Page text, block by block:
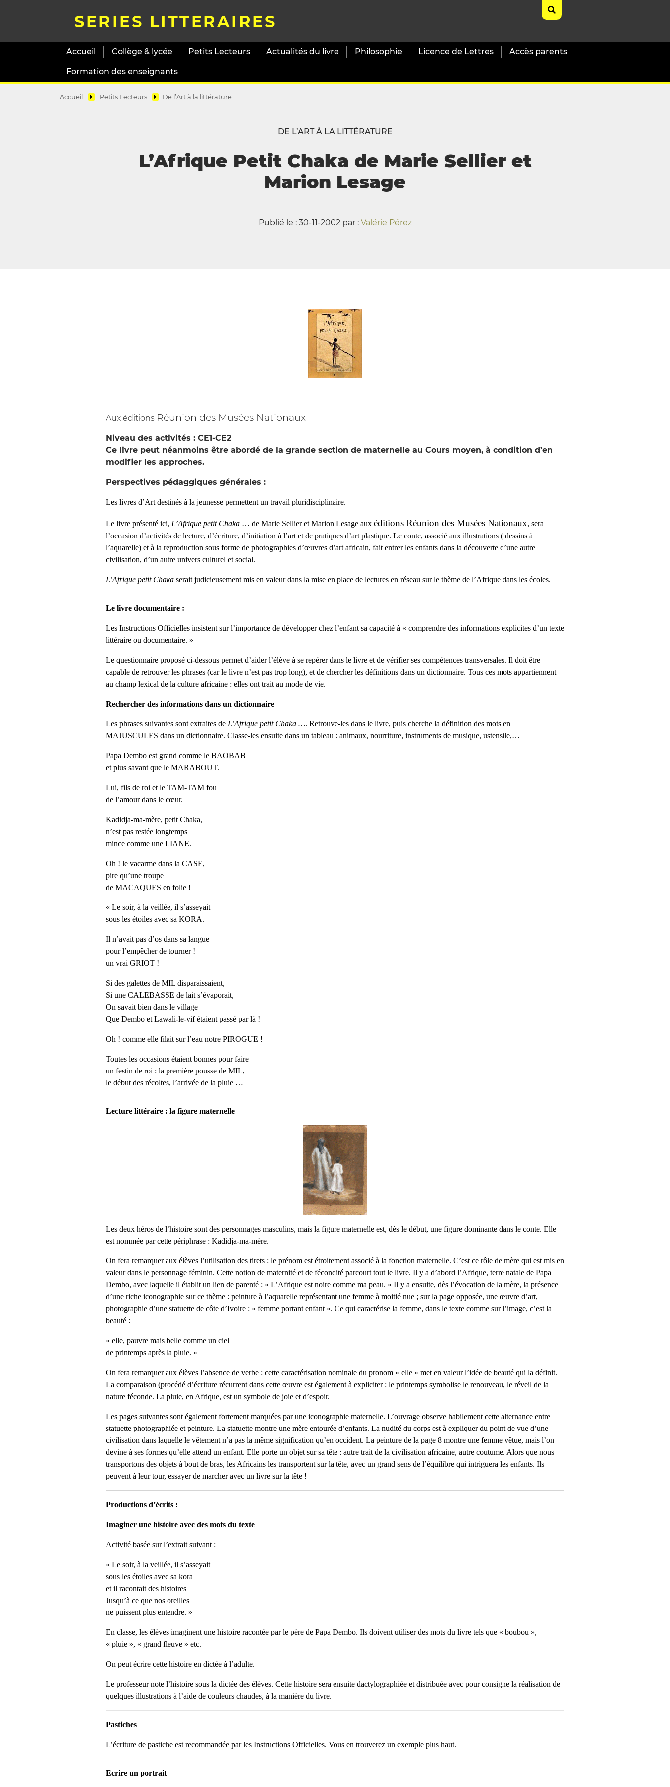
SERIES LITTERAIRES
Accueil Collège & lycée Petits Lecteurs Actualités du livre Philosophie Licence de Lettres Accès parents
Formation des enseignants
Accueil Petits Lecteurs De l’Art à la littérature
DE L’ART À LA LITTÉRATURE
L’Afrique Petit Chaka de Marie Sellier et
Marion Lesage
Publié le : 30-11-2002 par : Valérie Pérez
Aux éditions Réunion des Musées Nationaux
Niveau des activités : CE1-CE2
Ce livre peut néanmoins être abordé de la grande section de maternelle au Cours moyen, à condition d’en
modifier les approches.
Perspectives pédaggiques générales :
Les livres d’Art destinés à la jeunesse permettent un travail pluridisciplinaire.
Le livre présenté ici, L’Afrique petit Chaka … de Marie Sellier et Marion Lesage aux éditions Réunion des Musées Nationaux, sera
l’occasion d’activités de lecture, d’écriture, d’initiation à l’art et de pratiques d’art plastique. Le conte, associé aux illustrations ( dessins à
l’aquarelle) et à la reproduction sous forme de photographies d’œuvres d’art africain, fait entrer les enfants dans la découverte d’une autre
civilisation, d’un autre univers culturel et social.
L’Afrique petit Chaka serait judicieusement mis en valeur dans la mise en place de lectures en réseau sur le thème de l’Afrique dans les écoles.
Le livre documentaire :
Les Instructions Officielles insistent sur l’importance de développer chez l’enfant sa capacité à « comprendre des informations explicites d’un texte
littéraire ou documentaire. »
Le questionnaire proposé ci-dessous permet d’aider l’élève à se repérer dans le livre et de vérifier ses compétences transversales. Il doit être
capable de retrouver les phrases (car le livre n’est pas trop long), et de chercher les définitions dans un dictionnaire. Tous ces mots appartiennent
au champ lexical de la culture africaine : elles ont trait au mode de vie.
Rechercher des informations dans un dictionnaire
Les phrases suivantes sont extraites de L’Afrique petit Chaka …. Retrouve-les dans le livre, puis cherche la définition des mots en
MAJUSCULES dans un dictionnaire. Classe-les ensuite dans un tableau : animaux, nourriture, instruments de musique, ustensile,…
Papa Dembo est grand comme le BAOBAB
et plus savant que le MARABOUT.
Lui, fils de roi et le TAM-TAM fou
de l’amour dans le cœur.
Kadidja-ma-mère, petit Chaka,
n’est pas restée longtemps
mince comme une LIANE.
Oh ! le vacarme dans la CASE,
pire qu’une troupe
de MACAQUES en folie !
« Le soir, à la veillée, il s’asseyait
sous les étoiles avec sa KORA.
Il n’avait pas d’os dans sa langue
pour l’empêcher de tourner !
un vrai GRIOT !
Si des galettes de MIL disparaissaient,
Si une CALEBASSE de lait s’évaporait,
On savait bien dans le village
Que Dembo et Lawali-le-vif étaient passé par là !
Oh ! comme elle filait sur l’eau notre PIROGUE !
Toutes les occasions étaient bonnes pour faire
un festin de roi : la première pousse de MIL,
le début des récoltes, l’arrivée de la pluie …
Lecture littéraire : la figure maternelle
Les deux héros de l’histoire sont des personnages masculins, mais la figure maternelle est, dès le début, une figure dominante dans le conte. Elle
est nommée par cette périphrase : Kadidja-ma-mère.
On fera remarquer aux élèves l’utilisation des tirets : le prénom est étroitement associé à la fonction maternelle. C’est ce rôle de mère qui est mis en
valeur dans le personnage féminin. Cette notion de maternité et de fécondité parcourt tout le livre. Il y a d’abord l’Afrique, terre natale de Papa
Dembo, avec laquelle il établit un lien de parenté : « L’Afrique est noire comme ma peau. » Il y a ensuite, dès l’évocation de la mère, la présence
d’une riche iconographie sur ce thème : peinture à l’aquarelle représentant une femme à moitié nue ; sur la page opposée, une œuvre d’art,
photographie d’une statuette de côte d’Ivoire : « femme portant enfant ». Ce qui caractérise la femme, dans le texte comme sur l’image, c’est la
beauté :
« elle, pauvre mais belle comme un ciel
de printemps après la pluie. »
On fera remarquer aux élèves l’absence de verbe : cette caractérisation nominale du pronom « elle » met en valeur l’idée de beauté qui la définit.
La comparaison (procédé d’écriture récurrent dans cette œuvre est également à expliciter : le printemps symbolise le renouveau, le réveil de la
nature féconde. La pluie, en Afrique, est un symbole de joie et d’espoir.
Les pages suivantes sont également fortement marquées par une iconographie maternelle. L’ouvrage observe habilement cette alternance entre
statuette photographiée et peinture. La statuette montre une mère entourée d’enfants. La nudité du corps est à expliquer du point de vue d’une
civilisation dans laquelle le vêtement n’a pas la même signification qu’en occident. La peinture de la page 8 montre une femme vêtue, mais l’on
devine à ses formes qu’elle attend un enfant. Elle porte un objet sur sa tête : autre trait de la civilisation africaine, autre coutume. Alors que nous
transportons des objets à bout de bras, les Africains les transportent sur la tête, avec un grand sens de l’équilibre qui intriguera les enfants. Ils
peuvent à leur tour, essayer de marcher avec un livre sur la tête !
Productions d’écrits :
Imaginer une histoire avec des mots du texte
Activité basée sur l’extrait suivant :
« Le soir, à la veillée, il s’asseyait
sous les étoiles avec sa kora
et il racontait des histoires
Jusqu’à ce que nos oreilles
ne puissent plus entendre. »
En classe, les élèves imaginent une histoire racontée par le père de Papa Dembo. Ils doivent utiliser des mots du livre tels que « boubou »,
« pluie », « grand fleuve » etc.
On peut écrire cette histoire en dictée à l’adulte.
Le professeur note l’histoire sous la dictée des élèves. Cette histoire sera ensuite dactylographiée et distribuée avec pour consigne la réalisation de
quelques illustrations à l’aide de couleurs chaudes, à la manière du livre.
Pastiches
L’écriture de pastiche est recommandée par les Instructions Officielles. Vous en trouverez un exemple plus haut.
Ecrire un portrait